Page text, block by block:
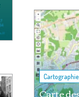
Cartographie
Carte